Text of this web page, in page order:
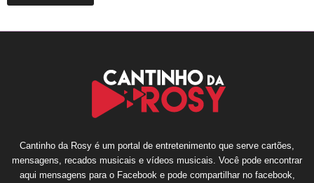
Cantinho da Rosy é um portal de entretenimento que serve cartões,
mensagens, recados musicais e vídeos musicais. Você pode encontrar
aqui mensagens para o Facebook e pode compartilhar no facebook,